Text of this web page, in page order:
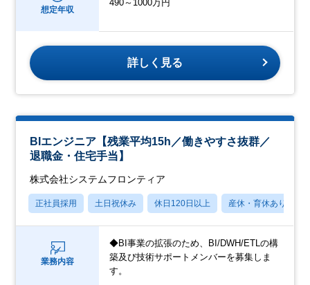
想定年収
490～1000万円
詳しく見る
BIエンジニア【残業平均15h／働きやすさ抜群／
退職金・住宅手当】
株式会社システムフロンティア
正社員採用 土日祝休み 休日120日以上 産休・育休あり
業務内容
◆BI事業の拡張のため、BI/DWH/ETLの構
築及び技術サポートメンバーを募集しま
す。